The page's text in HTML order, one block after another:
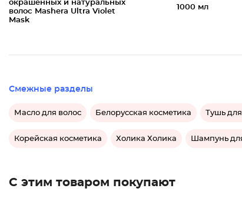
окрашенных и натуральных
волос Mashera Ultra Violet
Mask
1000 мл
Смежные разделы
Масло для волос Белорусская косметика Тушь
Корейская косметика Холика Холика Шампунь
С этим товаром покупают